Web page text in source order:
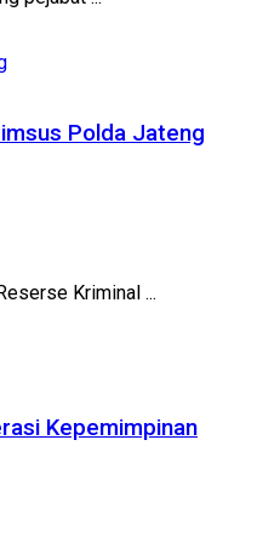
Polda Jateng
Kriminal ...
Kepemimpinan